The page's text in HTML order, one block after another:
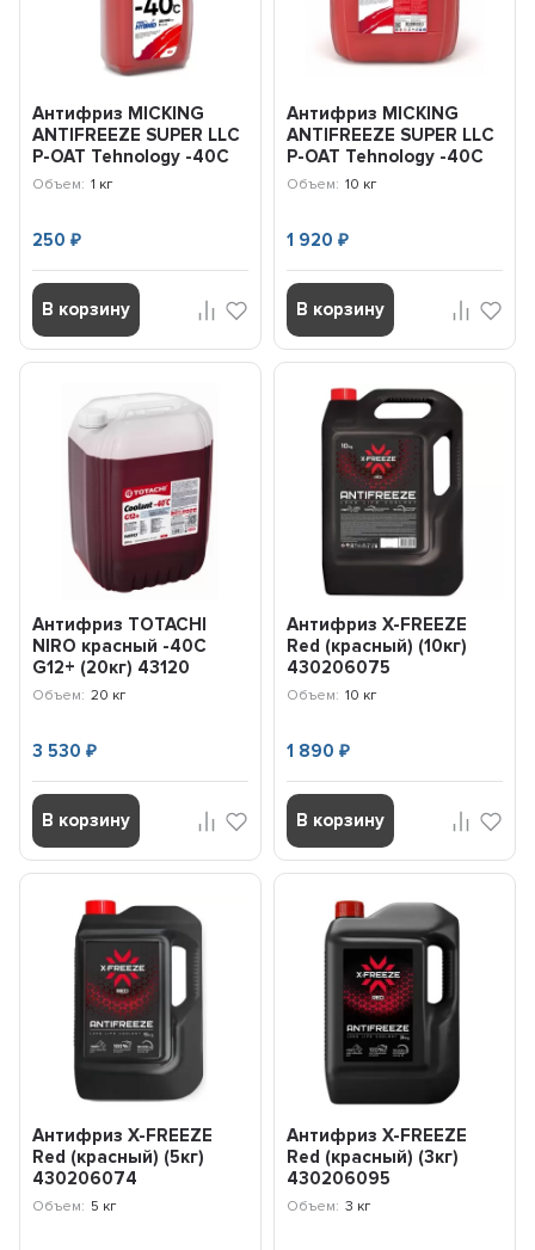
Антифриз MICKING
ANTIFREEZE SUPER LLC
P-OAT Tehnology -40C
(красный) 1кг MA1007
Объем: 1 кг
250₽
В корзину
Антифриз MICKING
ANTIFREEZE SUPER LLC
P-OAT Tehnology -40C
(красный) 10кг MA1009
Объем: 10 кг
1 920 ₽
В корзину
Антифриз TOTACHI
NIRO красный -40C
G12+ (20кг) 43120
Объем: 20 кг
3 530₽
В корзину
Антифриз X-FREEZE
Red (красный) (10кг)
430206075
Объем: 10 кг
1 890 ₽
В корзину
Антифриз X-FREEZE
Red (красный) (5кг)
430206074
Объем: 5 кг
Антифриз X-FREEZE
Red (красный) (3кг)
430206095
Объем: 3 кг